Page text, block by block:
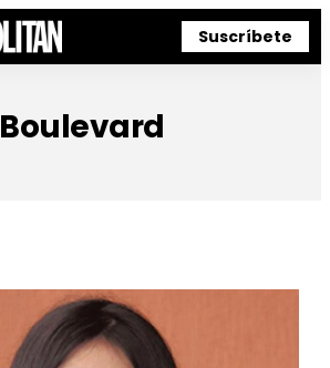
Suscríbete
Boulevard